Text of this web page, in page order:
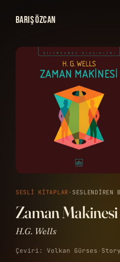
BARIŞ ÖZCAN
SESLI KITAPLAR · SESLENDIREN
Zaman Makinesi
H.G. Wells
Çeviri: Volkan Gürses ·